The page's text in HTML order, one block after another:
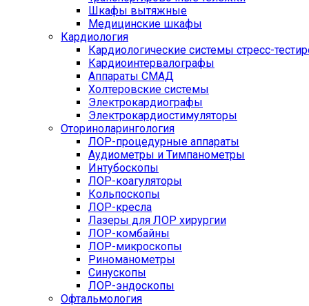
Шкафы вытяжные
Медицинские шкафы
Кардиология
Кардиологические системы стресс-
Кардиоинтервалографы
Аппараты СМАД
Холтеровские системы
Электрокардиографы
Электрокардиостимуляторы
Оториноларингология
ЛОР-процедурные аппараты
Аудиометры и Тимпанометры
Интубоскопы
ЛОР-коагуляторы
Кольпоскопы
ЛОР-кресла
Лазеры для ЛОР хирургии
ЛОР-комбайны
ЛОР-микроскопы
Риноманометры
Синускопы
ЛОР-эндоскопы
Офтальмология